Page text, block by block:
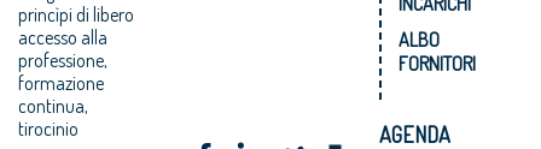
princìpi di libero
accesso alla
professione,
formazione
continua,
tirocinio
ALBO
FORNITORI
AGENDA